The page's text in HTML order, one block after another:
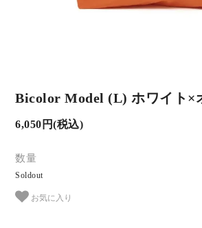
Bicolor Model (L) ホワイト×
6,050円(税込)
数量
Soldout
お気に入り